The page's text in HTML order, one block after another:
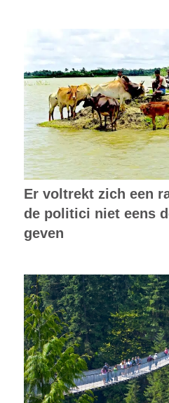
Er voltrekt zich een
de politici niet eens
geven